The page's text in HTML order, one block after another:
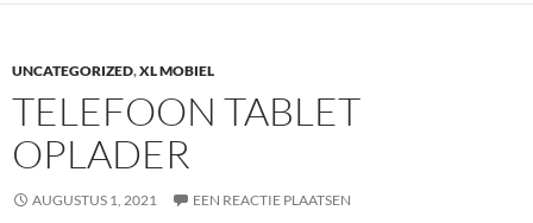
UNCATEGORIZED,XL MOBIEL
TELEFOON TABLET
OPLADER
AUGUSTUS 1, 2021 EEN REACTIE PLAATSEN